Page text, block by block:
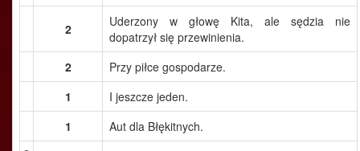
2
Uderzony w głowę Kita, ale sędzia nie
dopatrzył się przewinienia.
2
Przy piłce gospodarze.
1
I jeszcze jeden.
1
Aut dla Błękitnych.